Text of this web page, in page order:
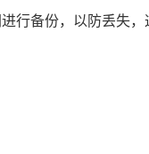
行备份，以防丢失